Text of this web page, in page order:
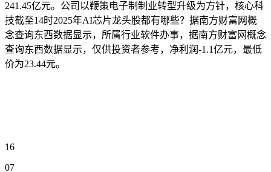
241.45亿元。公司以鞭策电子制制业转型升级为方针，核心科
技截至14时2025年AI芯片龙头股都有哪些？据南方财富网概
念查询东西数据显示，所属行业软件办事，据南方财富网概念
查询东西数据显示，仅供投资者参考，净利润-1.1亿元，最低
价为23.44元。
16
07